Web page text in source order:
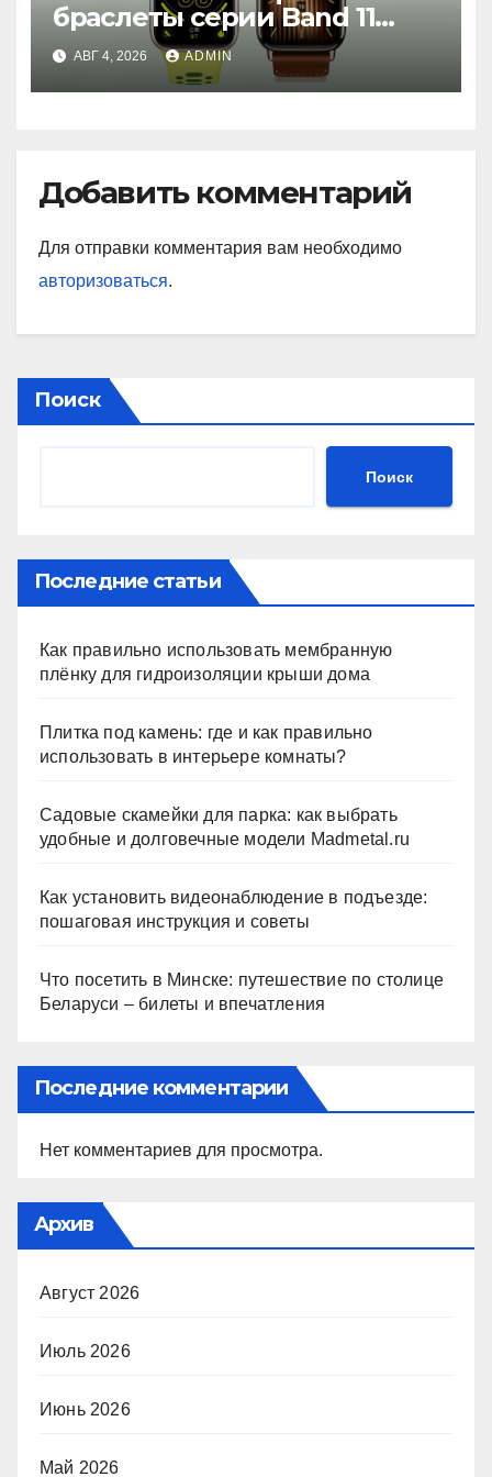
браслеты серии Band 11
с GPS и автономностью до
26 дней
АВГ 4, 2026 ADMIN
Добавить комментарий
Для отправки комментария вам необходимо
авторизоваться.
Поиск
Поиск
Последние статьи
Как правильно использовать мембранную
плёнку для гидроизоляции крыши дома
Плитка под камень: где и как правильно
использовать в интерьере комнаты?
Садовые скамейки для парка: как выбрать
удобные и долговечные модели Madmetal.ru
Как установить видеонаблюдение в подъезде:
пошаговая инструкция и советы
Что посетить в Минске: путешествие по столице
Беларуси – билеты и впечатления
Последние комментарии
Нет комментариев для просмотра.
Архив
Август 2026
Июль 2026
Июнь 2026
Май 2026